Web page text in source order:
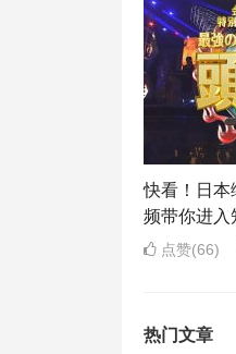
快看！日本
频带你进入
点赞(66)
热门文章